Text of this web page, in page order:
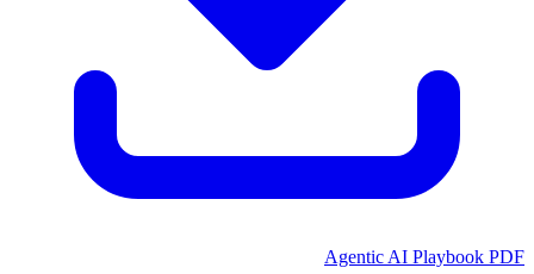
Agentic AI Playbook PDF